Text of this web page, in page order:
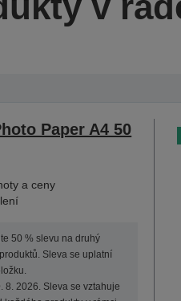
Paper A4 50
a ceny
50 % slevu na druhý
Sleva se uplatní
8. 2026. Sleva se vztahuje